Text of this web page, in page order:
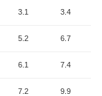
3.1 3.4
5.2 6.7
6.1 7.4
7.2 9.9